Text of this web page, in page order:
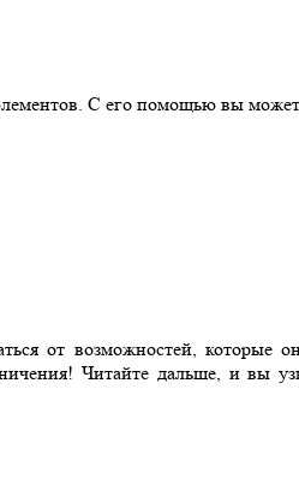
С его помощью вы
от возможностей, которые
Читайте дальше, и вы